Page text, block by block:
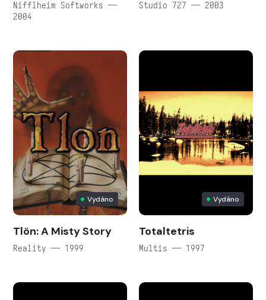
Nifflheim Softworks —
2004
Studio 727 — 2003
Vydáno
Tlön: A Misty Story
Reality — 1999
Vydáno
Totaltetris
Multis — 1997